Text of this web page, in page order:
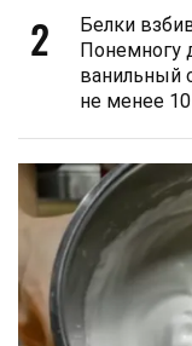
2
Белки
Понемногу
ванильный
не менее